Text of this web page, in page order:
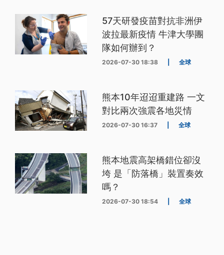
57天研發疫苗對抗非洲伊
波拉最新疫情 牛津大學團
隊如何辦到？
2026-07-30 18:38 全球
熊本10年迢迢重建路 一文
對比兩次強震各地災情
2026-07-30 16:37 全球
熊本地震高架橋錯位卻沒
垮 是「防落橋」裝置奏效
嗎？
2026-07-30 18:54 全球